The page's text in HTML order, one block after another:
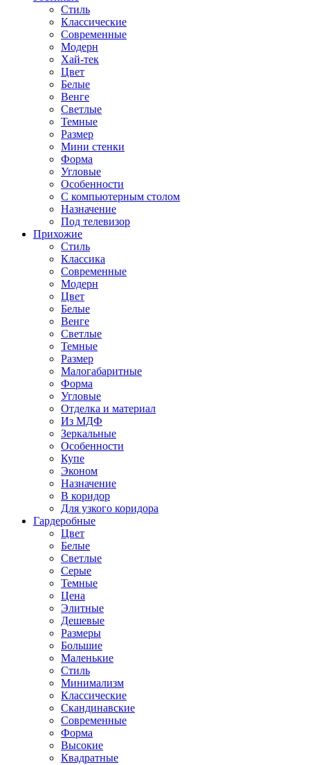
Стиль
Классические
Современные
Модерн
Хай-тек
Цвет
Белые
Венге
Светлые
Темные
Размер
Мини стенки
Форма
Угловые
Особенности
С компьютерным столом
Назначение
Под телевизор
Прихожие
Стиль
Классика
Современные
Модерн
Цвет
Белые
Венге
Светлые
Темные
Размер
Малогабаритные
Форма
Угловые
Отделка и материал
Из МДФ
Зеркальные
Особенности
Купе
Эконом
Назначение
В коридор
Для узкого коридора
Гардеробные
Цвет
Белые
Светлые
Серые
Темные
Цена
Элитные
Дешевые
Размеры
Большие
Маленькие
Стиль
Минимализм
Классические
Скандинавские
Современные
Форма
Высокие
Квадратные